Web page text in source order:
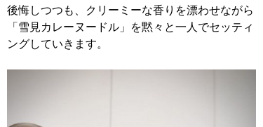
後悔しつつも、クリーミーな香りを漂わせながら
「雪見カレーヌードル」を黙々と一人でセッティ
ングしていきます。